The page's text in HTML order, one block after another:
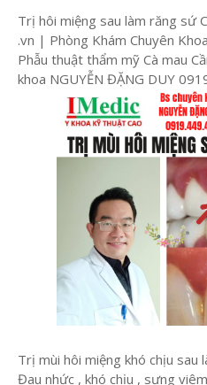
Trị hôi miệng sau làm răng sứ
.vn | Phòng Khám Chuyên
Phẫu thuật thẩm mỹ Cà mau
khoa NGUYỄN ĐẶNG DUY
Trị mùi hôi miệng khó chịu sau
Đau nhức , khó chịu , sưng